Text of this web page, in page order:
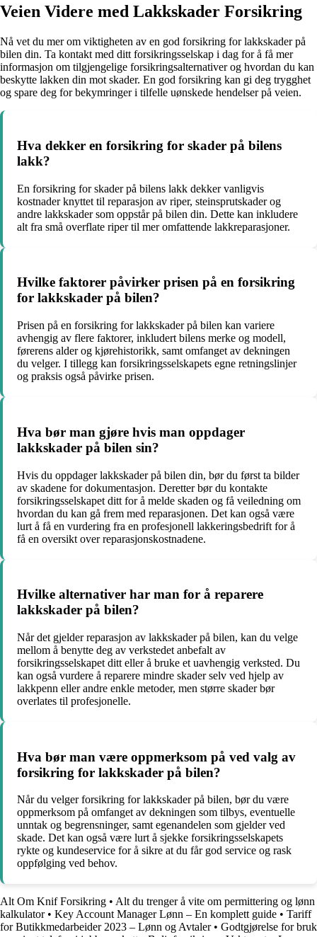
Veien Videre med Lakkskader Forsikring
Nå vet du mer om viktigheten av en god forsikring for lakkskader på
bilen din. Ta kontakt med ditt forsikringsselskap i dag for å få mer
informasjon om tilgjengelige forsikringsalternativer og hvordan du kan
beskytte lakken din mot skader. En god forsikring kan gi deg trygghet
og spare deg for bekymringer i tilfelle uønskede hendelser på veien.
Hva dekker en forsikring for skader på bilens
lakk?
En forsikring for skader på bilens lakk dekker vanligvis
kostnader knyttet til reparasjon av riper, steinsprutskader og
andre lakkskader som oppstår på bilen din. Dette kan inkludere
alt fra små overflate riper til mer omfattende lakkreparasjoner.
Hvilke faktorer påvirker prisen på en forsikring
for lakkskader på bilen?
Prisen på en forsikring for lakkskader på bilen kan variere
avhengig av flere faktorer, inkludert bilens merke og modell,
førerens alder og kjørehistorikk, samt omfanget av dekningen
du velger. I tillegg kan forsikringsselskapets egne retningslinjer
og praksis også påvirke prisen.
Hva bør man gjøre hvis man oppdager
lakkskader på bilen sin?
Hvis du oppdager lakkskader på bilen din, bør du først ta bilder
av skadene for dokumentasjon. Deretter bør du kontakte
forsikringsselskapet ditt for å melde skaden og få veiledning om
hvordan du kan gå frem med reparasjonen. Det kan også være
lurt å få en vurdering fra en profesjonell lakkeringsbedrift for å
få en oversikt over reparasjonskostnadene.
Hvilke alternativer har man for å reparere
lakkskader på bilen?
Når det gjelder reparasjon av lakkskader på bilen, kan du velge
mellom å benytte deg av verkstedet anbefalt av
forsikringsselskapet ditt eller å bruke et uavhengig verksted. Du
kan også vurdere å reparere mindre skader selv ved hjelp av
lakkpenn eller andre enkle metoder, men større skader bør
overlates til profesjonelle.
Hva bør man være oppmerksom på ved valg av
forsikring for lakkskader på bilen?
Når du velger forsikring for lakkskader på bilen, bør du være
oppmerksom på omfanget av dekningen som tilbys, eventuelle
unntak og begrensninger, samt egenandelen som gjelder ved
skade. Det kan også være lurt å sjekke forsikringsselskapets
rykte og kundeservice for å sikre at du får god service og rask
oppfølging ved behov.
Alt Om Knif Forsikring • Alt du trenger å vite om permittering og lønn
kalkulator• Key Account Manager Lønn – En komplett guide • Tariff
for Butikkmedarbeider 2023 – Lønn og Avtaler• Godtgjørelse for bruk